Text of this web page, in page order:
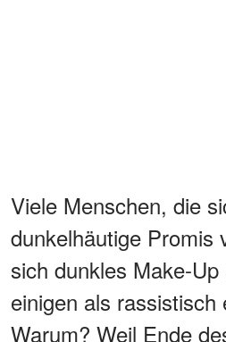
Viele Menschen, die
dunkelhäutige Promis
sich dunkles Make-
einigen als rassistisch
Warum? Weil Ende